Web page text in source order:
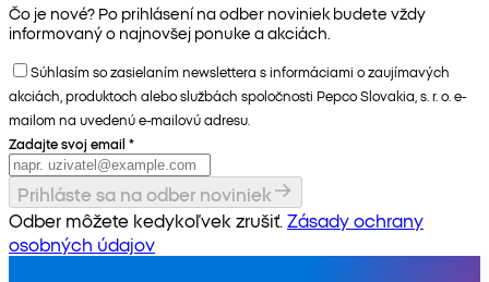
Čo je nové? Po prihlásení na odber noviniek budete vždy
informovaný o najnovšej ponuke a akciách.
Súhlasím so zasielaním newslettera s informáciami o zaujímavých
akciách, produktoch alebo službách spoločnosti Pepco Slovakia, s. r. o. e-
mailom na uvedenú e-mailovú adresu.
Zadajte svoj email *
Prihláste sa na odber noviniek
Odber môžete kedykoľvek zrušiť. Zásady ochrany
osobných údajov